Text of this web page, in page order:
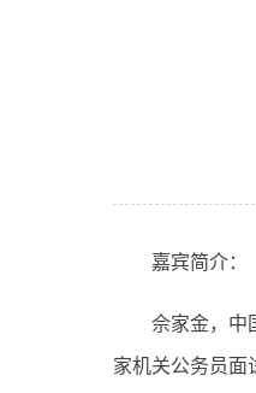
嘉宾简介：
佘家金，中
家机关公务员面